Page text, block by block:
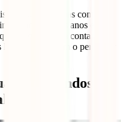
outras línguas com um
com os anos e que
ninguém para contar,
é também o perpetuar
nos mundos